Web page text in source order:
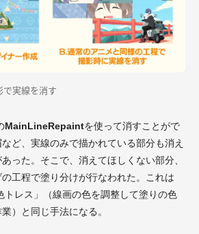
実線を消す
MainLineRepaintを使って消すことがで
ど、実線のみで描かれている部分も消え
った。そこで、消えてほしくない部分、
工程で塗り分けが行なわれた。これは
トレス」（線画の色を調整して塗りの色
）と同じ手法になる。